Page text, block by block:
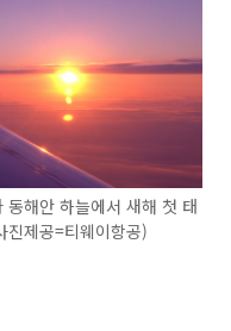
해안 하늘에서 새해 첫 태
진제공=티웨이항공)